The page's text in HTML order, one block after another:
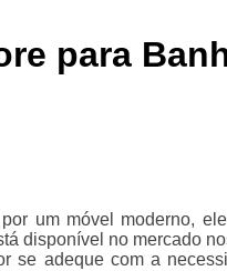
para
um móvel moderno,
disponível no mercado
se adeque com a